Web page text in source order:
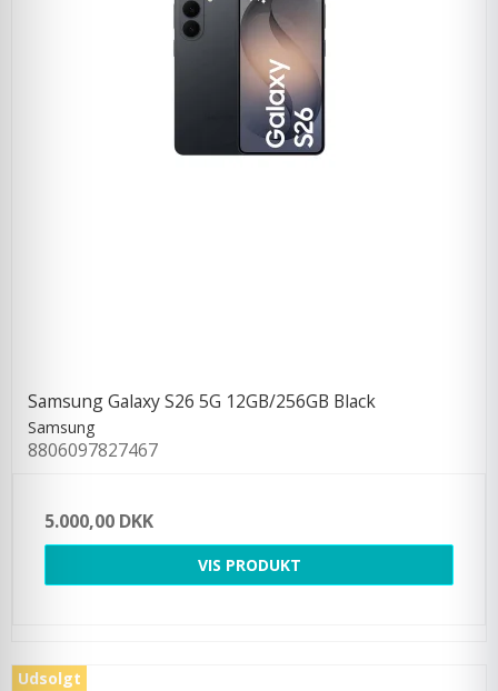
Samsung Galaxy S26 5G 12GB/256GB Black
Samsung
8806097827467
5.000,00 DKK
VIS PRODUKT
Udsolgt